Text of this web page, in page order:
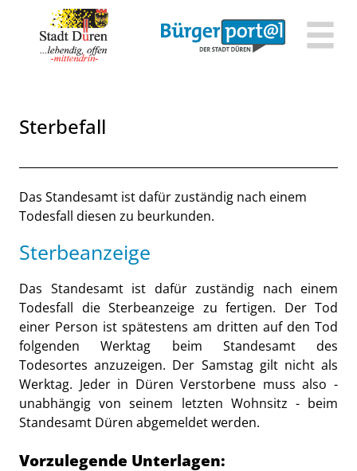
Zum Hauptinhalt springen
Zum Header
Zum Hauptinhalt
Zum Footer
Sterbefall
Beschreibung
Das Standesamt ist dafür zuständig nach einem
Todesfall diesen zu beurkunden.
Sterbeanzeige
Das Standesamt ist dafür zuständig nach einem
Todesfall die Sterbeanzeige zu fertigen. Der Tod
einer Person ist spätestens am dritten auf den Tod
folgenden Werktag beim Standesamt des
Todesortes anzuzeigen. Der Samstag gilt nicht als
Werktag. Jeder in Düren Verstorbene muss also -
unabhängig von seinem letzten Wohnsitz - beim
Standesamt Düren abgemeldet werden.
Vorzulegende Unterlagen: